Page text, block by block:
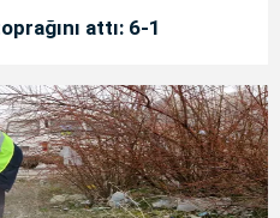
attı: 6-1